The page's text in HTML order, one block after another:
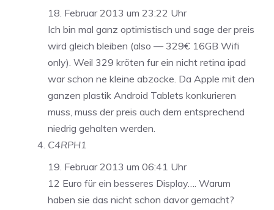
18. Februar 2013 um 23:22 Uhr
Ich bin mal ganz optimistisch und sage der preis
wird gleich bleiben (also — 329€ 16GB Wifi
only). Weil 329 kröten fur ein nicht retina ipad
war schon ne kleine abzocke. Da Apple mit den
ganzen plastik Android Tablets konkurieren
muss, muss der preis auch dem entsprechend
niedrig gehalten werden.
C4RPH1
19. Februar 2013 um 06:41 Uhr
12 Euro für ein besseres Display…. Warum
haben sie das nicht schon davor gemacht?